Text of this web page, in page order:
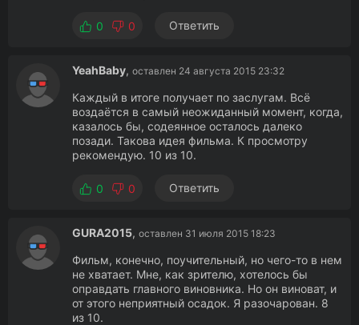
0 0 Ответить
YeahBaby, оставлен 24 августа 2015 23:32
Каждый в итоге получает по заслугам. Всё
воздаётся в самый неожиданный момент, когда,
казалось бы, содеянное осталось далеко
позади. Такова идея фильма. К просмотру
рекомендую. 10 из 10.
0 0 Ответить
GURA2015, оставлен 31 июля 2015 18:23
Фильм, конечно, поучительный, но чего-то в нем
не хватает. Мне, как зрителю, хотелось бы
оправдать главного виновника. Но он виноват, и
от этого неприятный осадок. Я разочарован. 8
из 10.